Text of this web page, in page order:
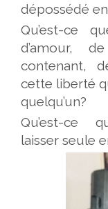
dépossédé
Qu’est-ce
d’amour,
contenant,
cette liberté
quelqu’un?
Qu’est-ce
laisser seule